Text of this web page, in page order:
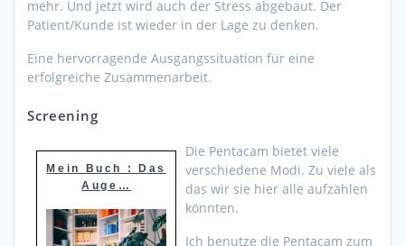
mehr. Und jetzt wird auch der Stress abgebaut. Der
Patient/Kunde ist wieder in der Lage zu denken.
Eine hervorragende Ausgangssituation für eine
erfolgreiche Zusammenarbeit.
Screening
Mein Buch : Das
Auge…
Die Pentacam bietet viele
verschiedene Modi. Zu viele als
das wir sie hier alle aufzählen
könnten.
Ich benutze die Pentacam zum